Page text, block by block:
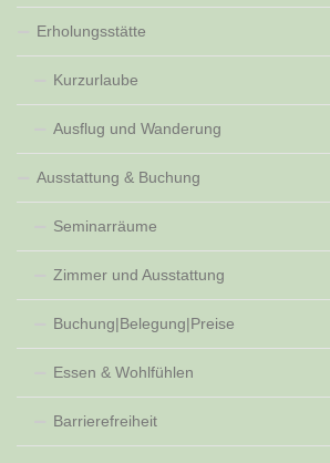
Erholungsstätte
Kurzurlaube
Ausflug und Wanderung
Ausstattung & Buchung
Seminarräume
Zimmer und Ausstattung
Buchung|Belegung|Preise
Essen & Wohlfühlen
Barrierefreiheit